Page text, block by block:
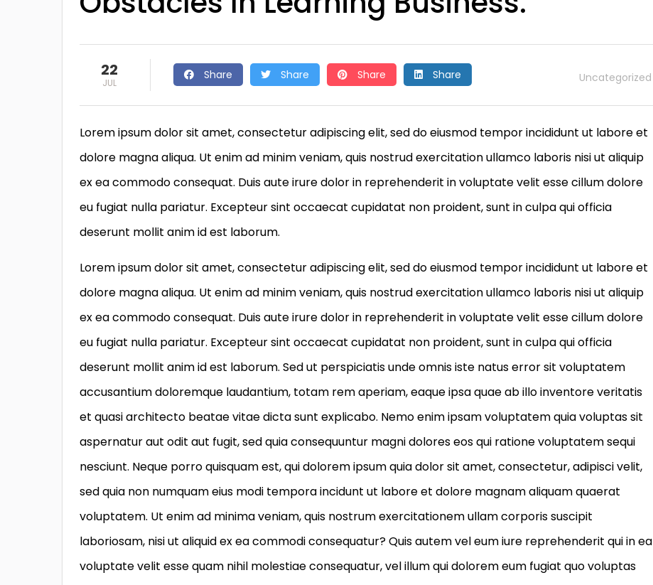
22
JUL
Share Share Share Share Uncategorized
Lorem ipsum dolor sit amet, consectetur adipiscing elit, sed do eiusmod tempor incididunt ut labore et
dolore magna aliqua. Ut enim ad minim veniam, quis nostrud exercitation ullamco laboris nisi ut aliquip
ex ea commodo consequat. Duis aute irure dolor in reprehenderit in voluptate velit esse cillum dolore
eu fugiat nulla pariatur. Excepteur sint occaecat cupidatat non proident, sunt in culpa qui officia
deserunt mollit anim id est laborum.
Lorem ipsum dolor sit amet, consectetur adipiscing elit, sed do eiusmod tempor incididunt ut labore et
dolore magna aliqua. Ut enim ad minim veniam, quis nostrud exercitation ullamco laboris nisi ut aliquip
ex ea commodo consequat. Duis aute irure dolor in reprehenderit in voluptate velit esse cillum dolore
eu fugiat nulla pariatur. Excepteur sint occaecat cupidatat non proident, sunt in culpa qui officia
deserunt mollit anim id est laborum. Sed ut perspiciatis unde omnis iste natus error sit voluptatem
accusantium doloremque laudantium, totam rem aperiam, eaque ipsa quae ab illo inventore veritatis
et quasi architecto beatae vitae dicta sunt explicabo. Nemo enim ipsam voluptatem quia voluptas sit
aspernatur aut odit aut fugit, sed quia consequuntur magni dolores eos qui ratione voluptatem sequi
nesciunt. Neque porro quisquam est, qui dolorem ipsum quia dolor sit amet, consectetur, adipisci velit,
sed quia non numquam eius modi tempora incidunt ut labore et dolore magnam aliquam quaerat
voluptatem. Ut enim ad minima veniam, quis nostrum exercitationem ullam corporis suscipit
laboriosam, nisi ut aliquid ex ea commodi consequatur? Quis autem vel eum iure reprehenderit qui in ea
voluptate velit esse quam nihil molestiae consequatur, vel illum qui dolorem eum fugiat quo voluptas